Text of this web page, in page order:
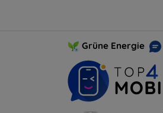
Grüne Energie